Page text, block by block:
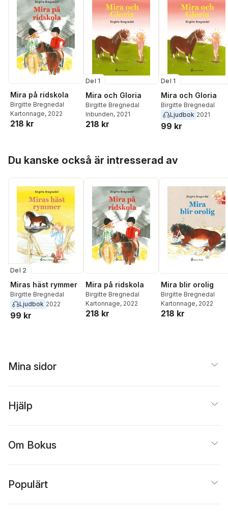
Mira på ridskola
Birgitte Bregnedal
Kartonnage, 2022
218 kr
Del 1
Mira och Gloria
Birgitte Bregnedal
Inbunden, 2021
218 kr
Del 1
Mira och Gloria
Birgitte Bregnedal
Ljudbok 2021
99 kr
Du kanske också är intresserad av
Del 2
Miras häst rymmer
Birgitte Bregnedal
Ljudbok 2022
99 kr
Mira på ridskola
Birgitte Bregnedal
Kartonnage, 2022
218 kr
Mira blir orolig
Birgitte Bregnedal
Kartonnage, 2022
218 kr
Mina sidor
Hjälp
Om Bokus
Populärt